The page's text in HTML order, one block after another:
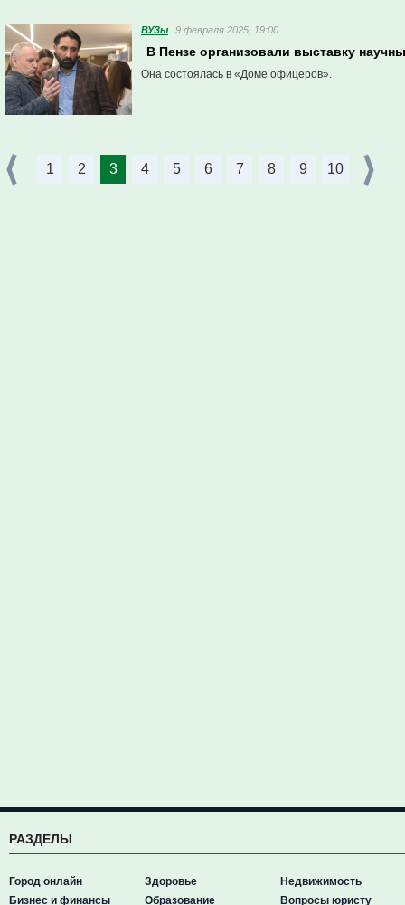
ВУЗы 9 февраля 2025, 19:00
В Пензе организовали выставку
Она состоялась в «Доме офицеров».
1 2 3 4 5 6 7 8 9 10
РАЗДЕЛЫ
Город онлайн
Бизнес и финансы
Здоровье
Образование
Недвижимость
Вопросы юристу